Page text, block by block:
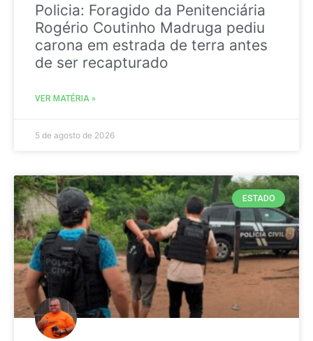
Policia: Foragido da Penitenciária
Rogério Coutinho Madruga pediu
carona em estrada de terra antes
de ser recapturado
VER MATÉRIA »
5 de agosto de 2026
ESTADO